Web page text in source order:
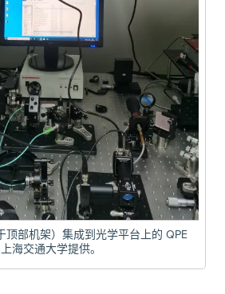
顶部机架）集成到光学平台上的 QPE
海交通大学提供。